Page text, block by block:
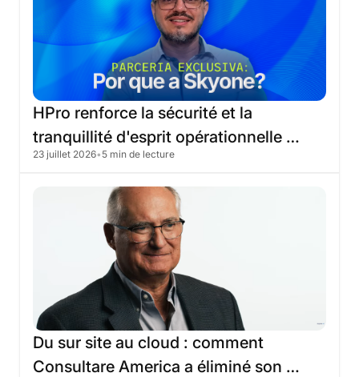
HPro renforce la sécurité et la
tranquillité d'esprit opérationnelle
grâce à la migration
23 juillet 2026• 5 min de lecture
Du sur site au cloud : comment
Consultare America a éliminé son